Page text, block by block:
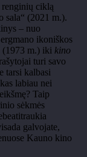
ciklą
sala“ (2021 m.).
– nuo
ikoniškos
(1973 m.) iki kino
turi savo
tarsi kalbasi
labiau nei
Taip
sėkmės
galvojate,
Kauno kino